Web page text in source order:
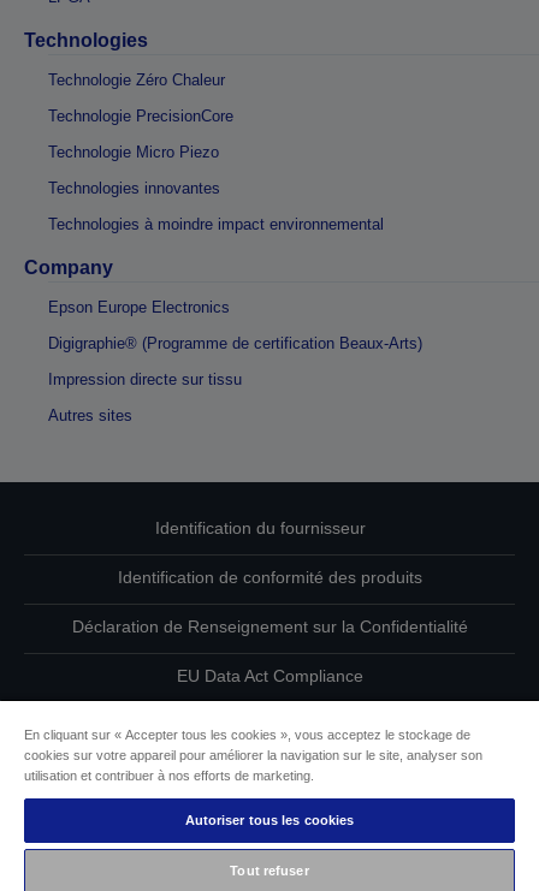
Technologies
Technologie Zéro Chaleur
Technologie PrecisionCore
Technologie Micro Piezo
Technologies innovantes
Technologies à moindre impact environnemental
Company
Epson Europe Electronics
Digigraphie® (Programme de certification Beaux-Arts)
Impression directe sur tissu
Autres sites
Identification du fournisseur
Identification de conformité des produits
Déclaration de Renseignement sur la Confidentialité
EU Data Act Compliance
Informations sur les cookies
L’engagement d’Epson pour l’accessibilité
En cliquant sur « Accepter tous les cookies », vous acceptez le stockage de
cookies sur votre appareil pour améliorer la navigation sur le site, analyser son
utilisation et contribuer à nos efforts de marketing.
Autoriser tous les cookies
Tout refuser